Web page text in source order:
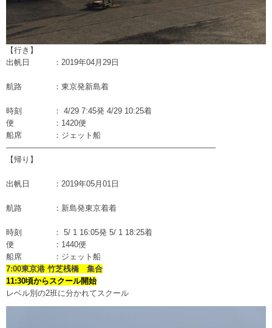
【行き】
出帆日 ：2019年04月29日
航路 ：東京発新島着
時刻 ： 4/29 7:45発 4/29 10:25着
便 ：1420便
船席 ：ジェット船
——————————————————————————–
【帰り】
出帆日 ：2019年05月01日
航路 ：新島発東京着着
時刻 ： 5/ 1 16:05発 5/ 1 18:25着
便 ：1440便
船席 ：ジェット船
7:00東京港 竹芝桟橋 集合
11:30頃からスクール開始
レベル別の2班に分かれてスクール